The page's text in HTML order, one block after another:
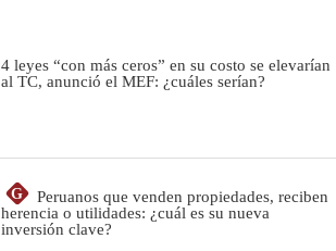
4 leyes “con más ceros” en su costo se elevarían
al TC, anunció el MEF: ¿cuáles serían?
G
Peruanos que venden propiedades, reciben
herencia o utilidades: ¿cuál es su nueva
inversión clave?